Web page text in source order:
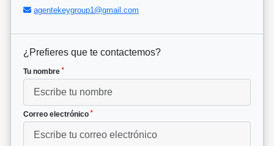
agentekeygroup1@gmail.com
¿Prefieres que te contactemos?
Tu nombre *
Correo electrónico *